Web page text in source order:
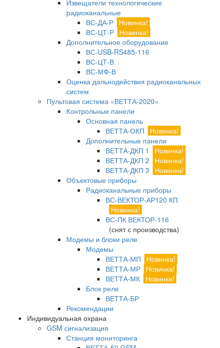
Извещатели технологические
радиоканальные
ВС-ДА-Р Новинка!
ВС-ЦТ-Р Новинка!
Дополнительное оборудование
ВС-USB-RS485-116
ВС-ЦТ-В
ВС-МФ-В
Оценка дальнодействия радиоканальных
систем
Пультовая система «ВЕТТА-2020»
Контрольные панели
Основная панель
ВЕТТА-ОКП
Новинка!
Дополнительные панели
ВЕТТА-ДКП 1
Новинка!
ВЕТТА-ДКП 2
Новинка!
ВЕТТА-ДКП 3
Новинка!
Объектовые приборы
Радиоканальные приборы
ВС-ВЕКТОР-АР120 КП
Новинка!
ВС-ПК ВЕКТОР-116
(снят с производства)
Модемы и блоки реле
Модемы
ВЕТТА-МП
Новинка!
ВЕТТА-МР Новинка!
ВЕТТА-МК Новинка!
Блок реле
ВЕТТА-БР
Рекомендации
Индивидуальная охрана
GSM сигнализация
Станция мониторинга